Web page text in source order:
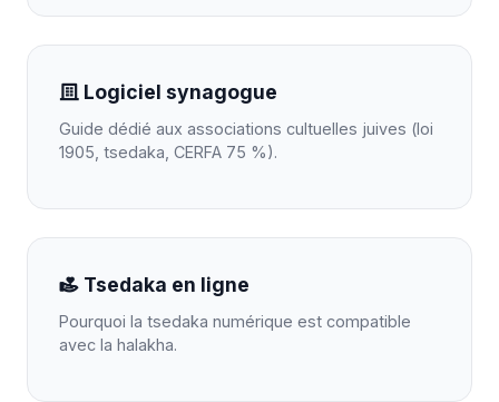
Logiciel synagogue
Guide dédié aux associations cultuelles juives (loi
1905, tsedaka, CERFA 75 %).
Tsedaka en ligne
Pourquoi la tsedaka numérique est compatible
avec la halakha.